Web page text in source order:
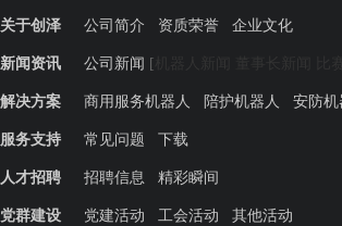
关于创泽 公司简介 资质荣誉 企业文化
新闻资讯 公司新闻 [
解决方案 商用服务机器人 陪护机器人 安防机
服务支持 常见问题 下载
人才招聘 招聘信息 精彩瞬间
党群建设 党建活动 工会活动 其他活动